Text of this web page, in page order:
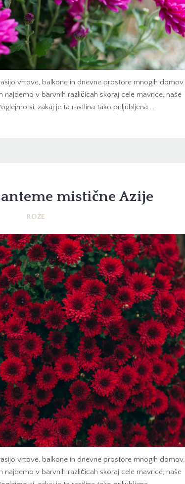
vrtove, balkone in dnevne prostore mnogih domov.
najdemo v barvnih različicah skoraj cele mavrice, naše
si, zakaj je ta rastlina tako priljubljena.…
mistične Azije
ROŽE
vrtove, balkone in dnevne prostore mnogih domov.
najdemo v barvnih različicah skoraj cele mavrice, naše